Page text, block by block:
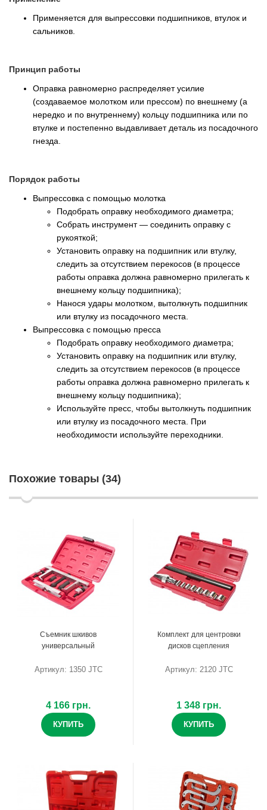
Применяется для выпрессовки подшипников, втулок и
сальников.
Принцип работы
Оправка равномерно распределяет усилие
(создаваемое молотком или прессом) по внешнему (а
нередко и по внутреннему) кольцу подшипника или по
втулке и постепенно выдавливает деталь из посадочного
гнезда.
Порядок работы
Выпрессовка с помощью молотка
Подобрать оправку необходимого диаметра;
Собрать инструмент — соединить оправку с
рукояткой;
Установить оправку на подшипник или втулку,
следить за отсутствием перекосов (в процессе
работы оправка должна равномерно прилегать к
внешнему кольцу подшипника);
Нанося удары молотком, вытолкнуть подшипник
или втулку из посадочного места.
Выпрессовка с помощью пресса
Подобрать оправку необходимого диаметра;
Установить оправку на подшипник или втулку,
следить за отсутствием перекосов (в процессе
работы оправка должна равномерно прилегать к
внешнему кольцу подшипника);
Используйте пресс, чтобы вытолкнуть подшипник
или втулку из посадочного места. При
необходимости используйте переходники.
Похожие товары (34)
Съемник шкивов
универсальный
Артикул: 1350 JTC
4 166 грн.
КУПИТЬ
Комплект для центровки
дисков сцепления
Артикул: 2120 JTC
1 348 грн.
КУПИТЬ